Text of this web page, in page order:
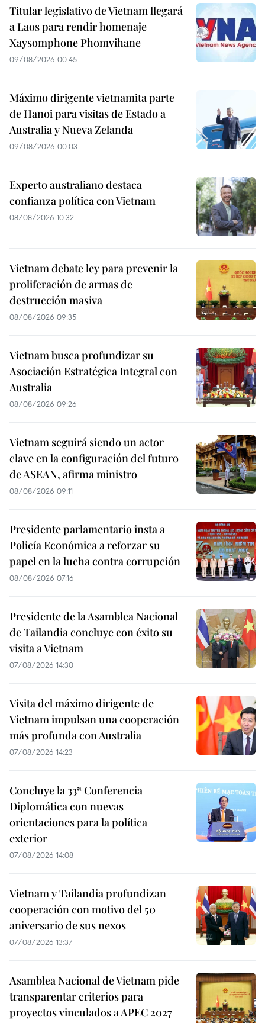
Titular legislativo de Vietnam llegará
a Laos para rendir homenaje
Xaysomphone Phomvihane
09/08/2026 00:45
Máximo dirigente vietnamita parte
de Hanoi para visitas de Estado a
Australia y Nueva Zelanda
09/08/2026 00:03
Experto australiano destaca
confianza política con Vietnam
08/08/2026 10:32
Vietnam debate ley para prevenir la
proliferación de armas de
destrucción masiva
08/08/2026 09:35
Vietnam busca profundizar su
Asociación Estratégica Integral con
Australia
08/08/2026 09:26
Vietnam seguirá siendo un actor
clave en la configuración del futuro
de ASEAN, afirma ministro
08/08/2026 09:11
Presidente parlamentario insta a
Policía Económica a reforzar su
papel en la lucha contra corrupción
08/08/2026 07:16
Presidente de la Asamblea Nacional
de Tailandia concluye con éxito su
visita a Vietnam
07/08/2026 14:30
Visita del máximo dirigente de
Vietnam impulsan una cooperación
más profunda con Australia
07/08/2026 14:23
Concluye la 33ª Conferencia
Diplomática con nuevas
orientaciones para la política
exterior
07/08/2026 14:08
Vietnam y Tailandia profundizan
cooperación con motivo del 50
aniversario de sus nexos
07/08/2026 13:37
Asamblea Nacional de Vietnam pide
transparentar criterios para
proyectos vinculados a APEC 2027